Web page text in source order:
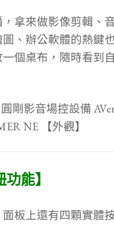
拿來做影像剪輯、
、辦公軟體的熱鍵
個桌布，隨時看到
功能】
板上還有四顆實體